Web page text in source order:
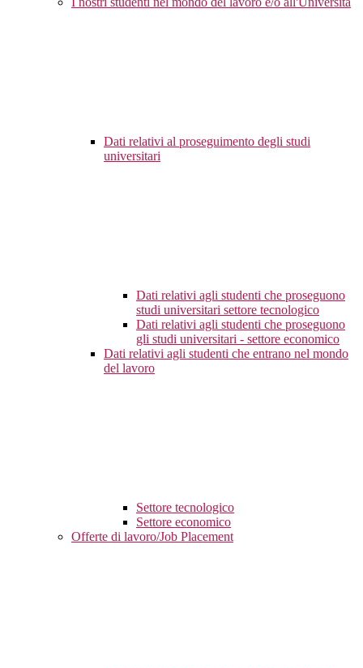
Dati relativi al proseguimento degli studi
universitari
Dati relativi agli studenti che proseguono
studi universitari settore tecnologico
Dati relativi agli studenti che proseguono
gli studi universitari - settore economico
Dati relativi agli studenti che entrano nel mondo
del lavoro
Settore tecnologico
Settore economico
Offerte di lavoro/Job Placement